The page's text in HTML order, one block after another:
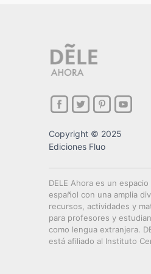
Copyright © 2025
Ediciones Fluo
DELE Ahora es un
español con una amplia
recursos, actividades y
para profesores y
como lengua extranjera.
está afiliado al Instituto